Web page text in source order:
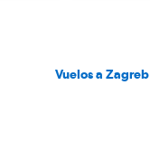
Vuelos a Zagreb